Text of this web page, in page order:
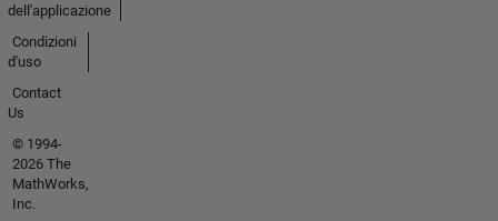
dell'applicazione
Condizioni
d'uso
Contact
Us
© 1994-
2026 The
MathWorks,
Inc.